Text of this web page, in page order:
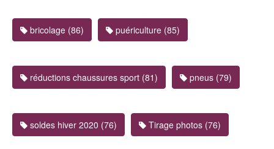
bricolage (86) puériculture (85)
réductions chaussures sport (81) pneus (79)
soldes hiver 2020 (76) Tirage photos (76)